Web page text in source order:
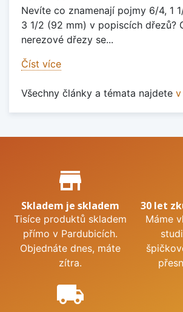
Nevíte co znamenají pojmy 6/4, 1
3 1/2 (92 mm) v popiscích dřezů?
nerezové dřezy se...
Číst více
Všechny články a témata najdete v
Proč nakupovat u nás?
store_mall_directory
Skladem je skladem
Tisíce produktů skladem
přímo v Pardubicích.
Objednáte dnes, máte
zítra.
30 let
Máme
local_shipping